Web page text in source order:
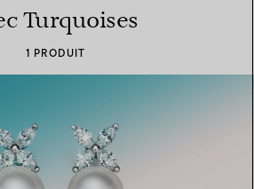
Turquoises
1 PRODUIT